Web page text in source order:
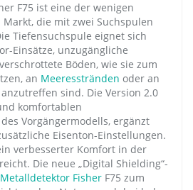
F75 ist eine der wenigen
die mit zwei Suchspulen
Tiefensuchspule eignet sich
Einsätze, unzugängliche
Böden, wie sie zum
an Meeresstränden oder an
sind. Die Version 2.0
komfortablen
Vorgängermodells, ergänzt
Eisenton-Einstellungen.
verbesserter Komfort in der
Die neue „Digital Shielding“-
Metalldetektor Fisher F75 zum